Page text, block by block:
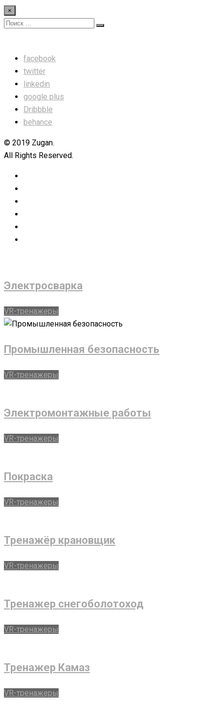
Skip
to
×
facebook
twitter
linkedin
google plus
Dribbble
behance
© 2019 Zugan.
All Rights Reserved.
Электросварка
VR-тренажеры
Промышленная безопасность
VR-тренажеры
Электромонтажные работы
VR-тренажеры
Покраска
VR-тренажеры
Тренажёр крановщик
VR-тренажеры
Тренажер снегоболотоход
VR-тренажеры
Тренажер Камаз
VR-тренажеры